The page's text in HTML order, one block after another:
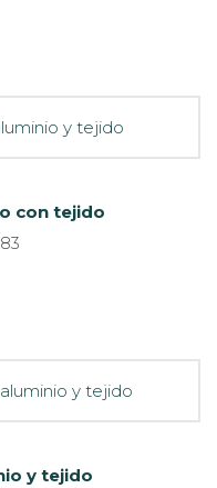
con tejido
y tejido